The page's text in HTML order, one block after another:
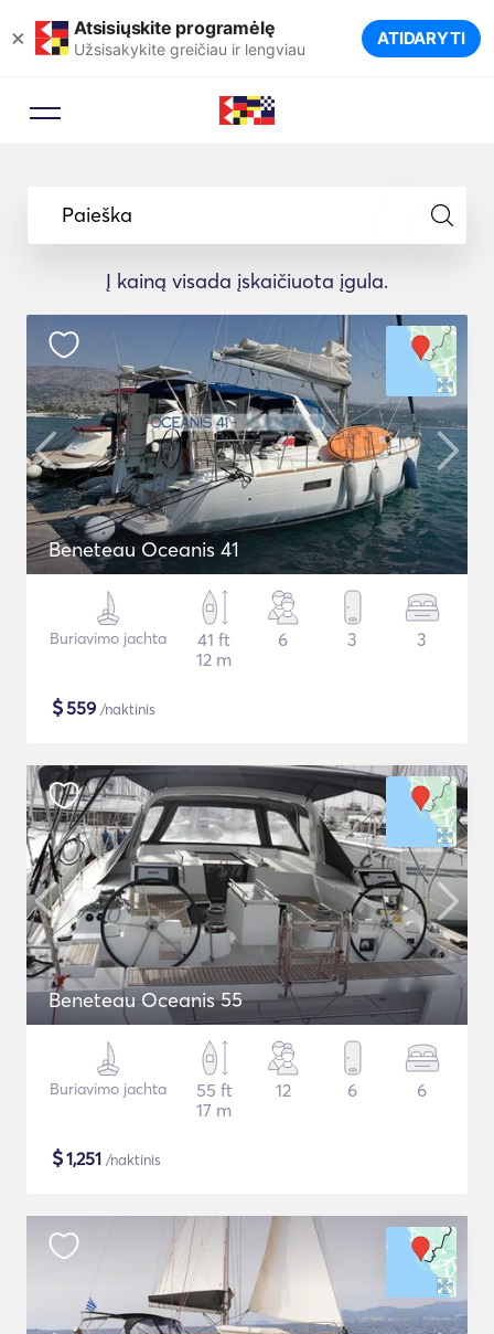
× Atsisiųskite programėlę
Užsisakykite greičiau ir lengviau ATIDARYTI
Paieška
Į kainą visada įskaičiuota įgula.
Beneteau Oceanis 41
Buriavimo jachta
41 ft
12 m
6 3 3
$559 /naktinis
Beneteau Oceanis 55
Buriavimo jachta
55 ft
17 m
12 6 6
$1,251 /naktinis